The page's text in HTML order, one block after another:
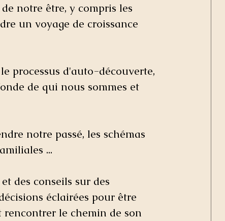
notre être, y compris les
un voyage de croissance
processus d'auto-découverte,
de qui nous sommes et
notre passé, les schémas
...
des conseils sur des
éclairées pour être
rencontrer le chemin de son